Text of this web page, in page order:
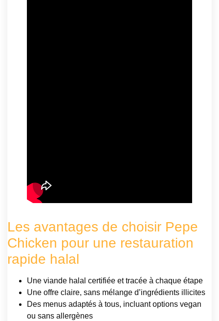
Les avantages de choisir Pepe
Chicken pour une restauration
rapide halal
Une viande halal certifiée et tracée à chaque étape
Une offre claire, sans mélange d’ingrédients illicites
Des menus adaptés à tous, incluant options vegan
ou sans allergènes